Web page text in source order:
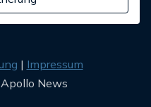
Impressum
News